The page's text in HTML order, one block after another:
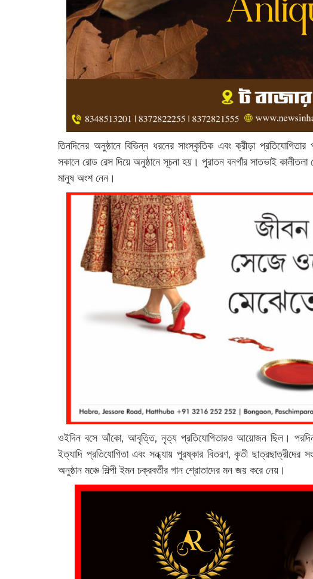
তিনদিনের অনুষ্ঠানে বিভিন্ন ধরনের সাংস্কৃতিক এবং ক্রীড়া
সকালে রোড রেস দিয়ে অনুষ্ঠানে সূচনা হয়। পুরাতন বনগাঁর সাতভাই
মানুষ অংশ নেন।
ওইদিন বসে আঁকো, আবৃত্তি, নৃত্য প্রতিযোগিতারও আয়োজন ছিল। পরদিন
ইত্যাদি প্রতিযোগিতা এবং সন্ধ্যায় পুরষ্কার বিতরণ, কৃতী ছাত্রছাত্রীদের
অনুষ্ঠান মঞ্চে শিল্পী ইমন চক্রবর্তীর গান শ্রোতাদের মন জয় করে নেয়।